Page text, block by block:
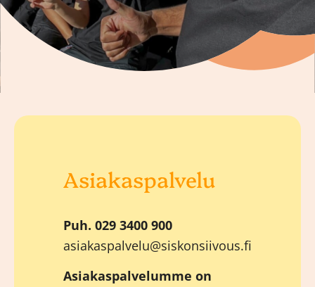
Asiakaspalvelu
Puh. 029 3400 900
asiakaspalvelu@siskonsiivous.fi
Asiakaspalvelumme on